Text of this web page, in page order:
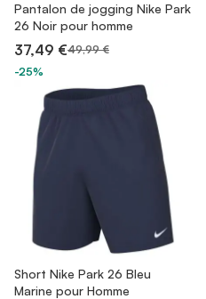
Pantalon de jogging Nike Park
26 Noir pour homme
37,49 €49,99 €
-25%
Short Nike Park 26 Bleu
Marine pour Homme